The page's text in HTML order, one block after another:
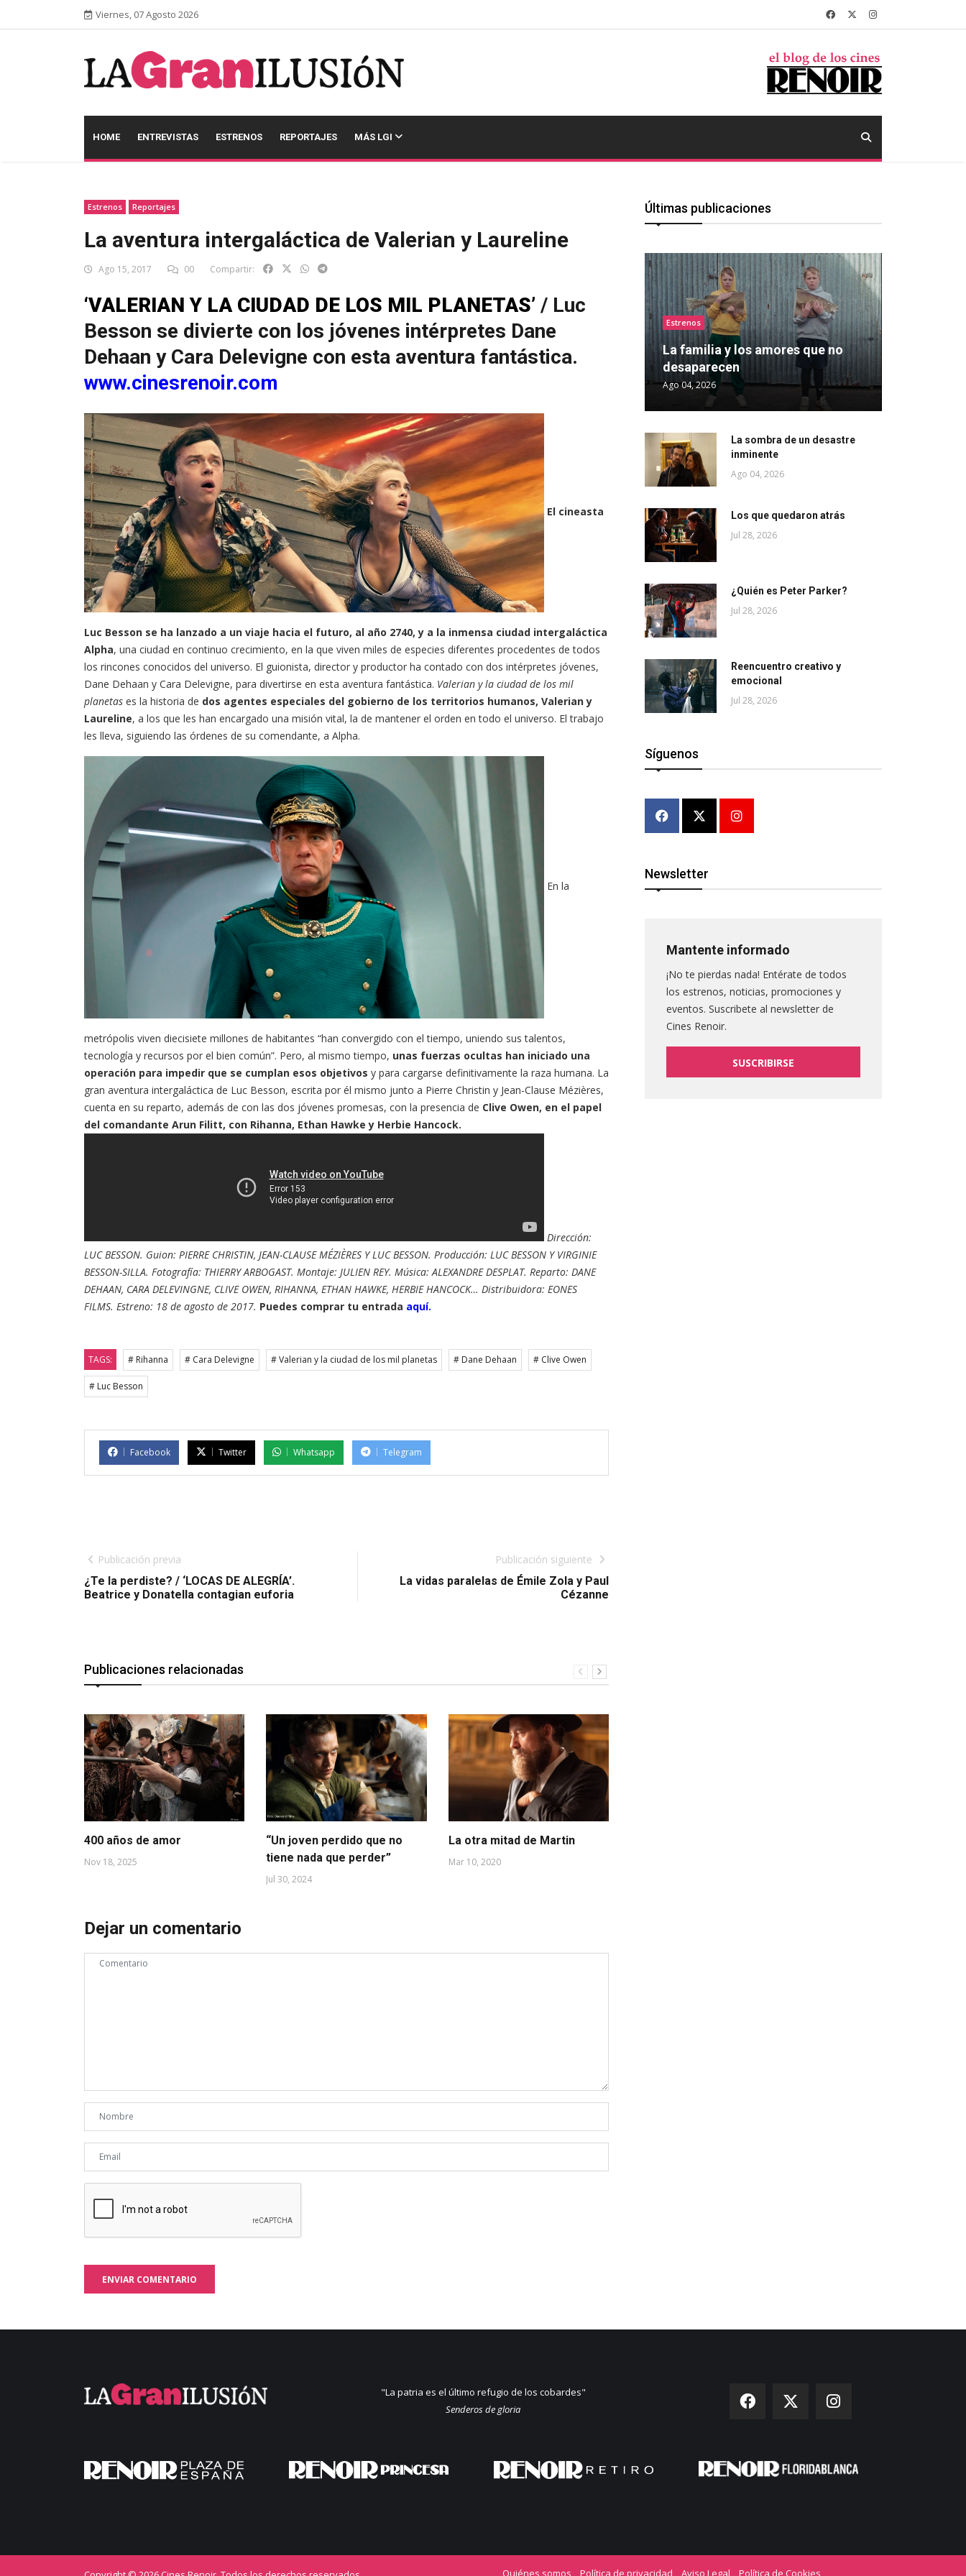
Viernes, 07 Agosto 2026
HOME ENTREVISTAS ESTRENOS REPORTAJES MÁS LGI
Estrenos Reportajes
La aventura intergaláctica de Valerian y Laureline
Ago 15, 2017 00 Compartir:
‘VALERIAN Y LA CIUDAD DE LOS MIL PLANETAS’ / Luc
Besson se divierte con los jóvenes intérpretes Dane
Dehaan y Cara Delevigne con esta aventura fantástica.
www.cinesrenoir.com
El cineasta
Luc Besson se ha lanzado a un viaje hacia el futuro, al año 2740, y a la inmensa ciudad intergaláctica
Alpha, una ciudad en continuo crecimiento, en la que viven miles de especies diferentes procedentes de todos
los rincones conocidos del universo. El guionista, director y productor ha contado con dos intérpretes jóvenes,
Dane Dehaan y Cara Delevigne, para divertirse en esta aventura fantástica. Valerian y la ciudad de los mil
planetas es la historia de dos agentes especiales del gobierno de los territorios humanos, Valerian y
Laureline, a los que les han encargado una misión vital, la de mantener el orden en todo el universo. El trabajo
les lleva, siguiendo las órdenes de su comendante, a Alpha.
En la
metrópolis viven diecisiete millones de habitantes “han convergido con el tiempo, uniendo sus talentos,
tecnología y recursos por el bien común”. Pero, al mismo tiempo, unas fuerzas ocultas han iniciado una
operación para impedir que se cumplan esos objetivos y para cargarse definitivamente la raza humana. La
gran aventura intergaláctica de Luc Besson, escrita por él mismo junto a Pierre Christin y Jean-Clause Mézières,
cuenta en su reparto, además de con las dos jóvenes promesas, con la presencia de Clive Owen, en el papel
del comandante Arun Filitt, con Rihanna, Ethan Hawke y Herbie Hancock.
Dirección:
LUC BESSON. Guion: PIERRE CHRISTIN, JEAN-CLAUSE MÉZIÈRES Y LUC BESSON. Producción: LUC BESSON Y VIRGINIE
BESSON-SILLA. Fotografía: THIERRY ARBOGAST. Montaje: JULIEN REY. Música: ALEXANDRE DESPLAT. Reparto: DANE
DEHAAN, CARA DELEVINGNE, CLIVE OWEN, RIHANNA, ETHAN HAWKE, HERBIE HANCOCK… Distribuidora: EONES
FILMS. Estreno: 18 de agosto de 2017. Puedes comprar tu entrada aquí.
TAGS: # Rihanna # Cara Delevigne # Valerian y la ciudad de los mil planetas # Dane Dehaan # Clive Owen
# Luc Besson
Facebook Twitter Whatsapp Telegram
Publicación previa
¿Te la perdiste? / ‘LOCAS DE ALEGRÍA’.
Beatrice y Donatella contagian euforia
Publicación siguiente
La vidas paralelas de Émile Zola y Paul
Cézanne
Publicaciones relacionadas
400 años de amor
Nov 18, 2025
“Un joven perdido que no
tiene nada que perder”
Jul 30, 2024
La otra mitad de Martin
Mar 10, 2020
Dejar un comentario
ENVIAR COMENTARIO
Últimas publicaciones
Estrenos
La familia y los amores que no
desaparecen
Ago 04, 2026
La sombra de un desastre
inminente
Ago 04, 2026
Los que quedaron atrás
Jul 28, 2026
¿Quién es Peter Parker?
Jul 28, 2026
Reencuentro creativo y
emocional
Jul 28, 2026
Síguenos
Newsletter
Mantente informado
¡No te pierdas nada! Entérate de todos
los estrenos, noticias, promociones y
eventos. Suscribete al newsletter de
Cines Renoir.
SUSCRIBIRSE
"La patria es el último refugio de los cobardes"
Senderos de gloria
Quiénes somos Política de privacidad Aviso Legal Política de Cookies